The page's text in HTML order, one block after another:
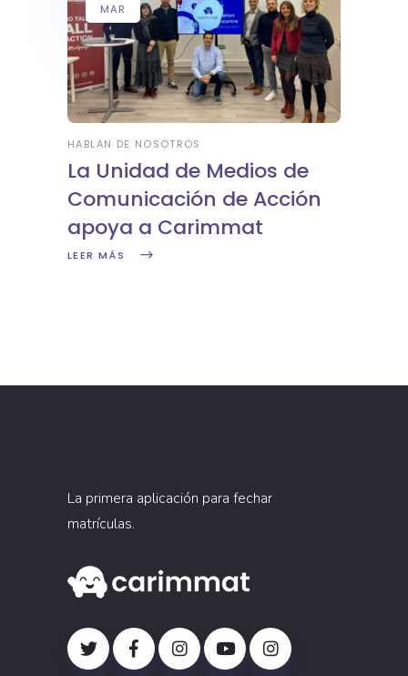
MAR
HABLAN DE NOSOTROS
La Unidad de Medios de
Comunicación de Acción
apoya a Carimmat
LEER MÁS
La primera aplicación para fechar
matrículas.